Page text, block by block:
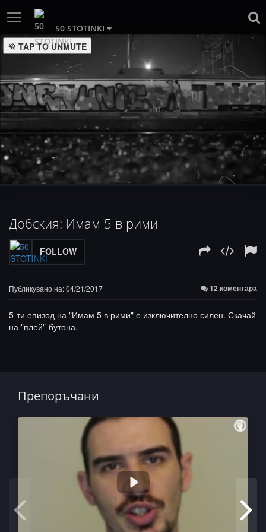
50 STOTINKI
Unmute Loaded
:
Добския: Имам 5 в рими
FOLLOW
Публикувано на: 04/21/2017 12 коментара
5-ти епизод на "Имам 5 в рими" е изключително силен. Скачай
на "плей"-бутона.
Препоръчани